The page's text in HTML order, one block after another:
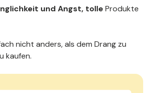
und Angst, tolleProdukte
nicht anders, als dem Drang zu
kaufen.